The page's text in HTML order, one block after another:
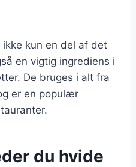
kun en del af det
en vigtig ingrediens i
De bruges i alt fra
er en populær
du hvide